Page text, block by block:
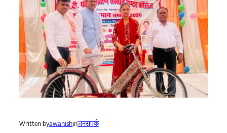
Written byawanishinजनसंपर्क